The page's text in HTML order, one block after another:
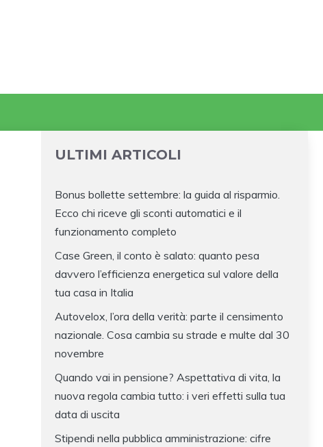
ULTIMI ARTICOLI
Bonus bollette settembre: la guida al risparmio.
Ecco chi riceve gli sconti automatici e il
funzionamento completo
Case Green, il conto è salato: quanto pesa
davvero l’efficienza energetica sul valore della
tua casa in Italia
Autovelox, l’ora della verità: parte il censimento
nazionale. Cosa cambia su strade e multe dal 30
novembre
Quando vai in pensione? Aspettativa di vita, la
nuova regola cambia tutto: i veri effetti sulla tua
data di uscita
Stipendi nella pubblica amministrazione: cifre